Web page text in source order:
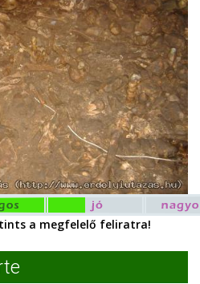
a megfelelő feliratra!